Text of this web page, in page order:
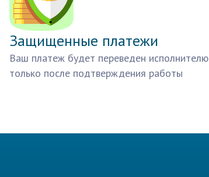
Защищенные платежи
Ваш платеж будет переведен исполнителю
только после подтверждения работы